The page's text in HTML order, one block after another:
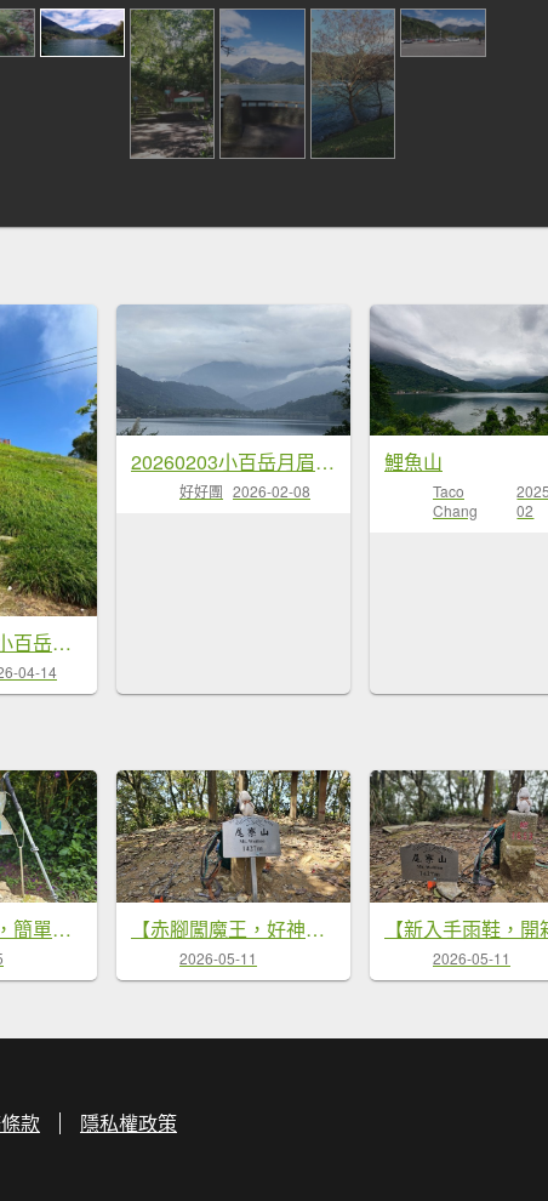
花東三日七座小百岳外加池上風情20260411-0413
04-14
20260203小百岳月眉山鯉魚山
好好團 2026-02-08
鯉魚山
Taco
Chang
02
【關刀有兩把，簡單的先拿！😁😁】出關古道-聖關段，小百岳#036關刀山，就叫它小關刀吧。 【赤腳闖魔王，好神啊！💪】第21次下尾寮山⛰️。沒事來走就對了💪💪
2026-05-11 2026-05-11
款 隱私權政策